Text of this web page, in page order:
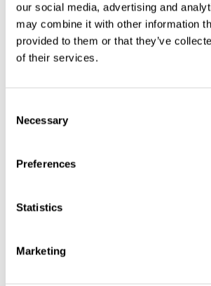
our social media, advertising and
may combine it with other information
provided to them or that they’ve
of their services.
Selection
Necessary
Preferences
Statistics
Marketing
Majs krä­ver myc­ket vär­me
bra.
05.06.2026
EKOLOGISKT